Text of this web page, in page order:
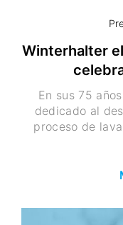
Winterhalter
En sus 75
dedicado al
proceso de